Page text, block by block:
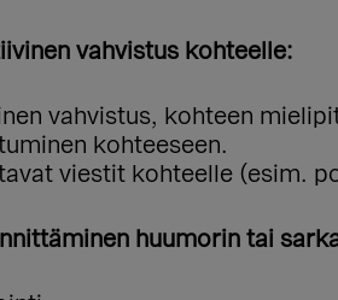
vahvistus kohteelle:
vahvistus, kohteen
kohteeseen.
viestit kohteelle (esim.
huumorin tai